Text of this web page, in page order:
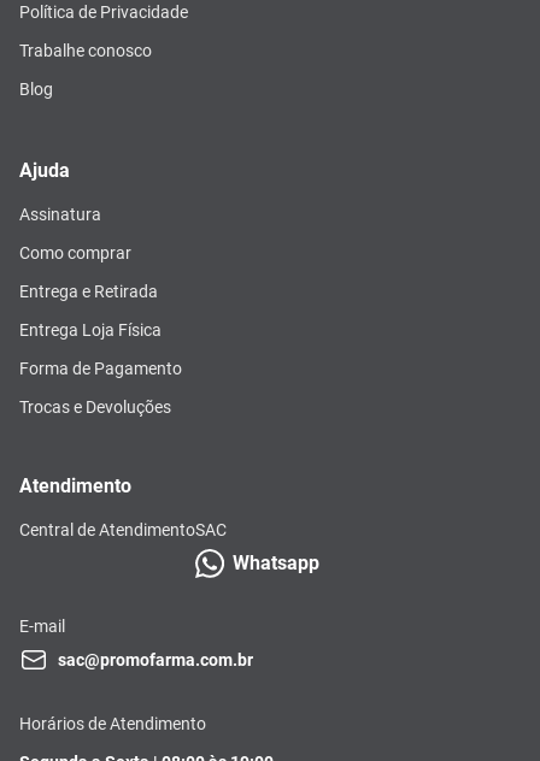
Política de Privacidade
Trabalhe conosco
Blog
Ajuda
Assinatura
Como comprar
Entrega e Retirada
Entrega Loja Física
Forma de Pagamento
Trocas e Devoluções
Atendimento
Central de AtendimentoSAC
Whatsapp
E-mail
sac@promofarma.com.br
Horários de Atendimento